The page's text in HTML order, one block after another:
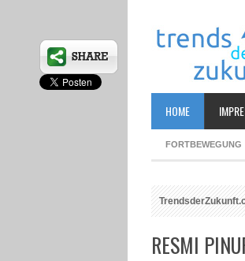
HOME
FORTBEWEGUNG
RESMI